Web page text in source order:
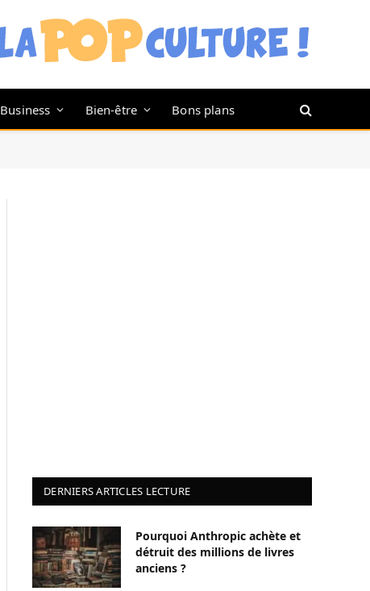
Business Bien-être Bons plans
DERNIERS ARTICLES LECTURE
Pourquoi Anthropic achète et
détruit des millions de livres
anciens ?